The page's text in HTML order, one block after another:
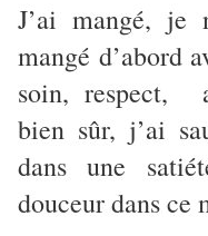
J’ai mangé, je
mangé d’abord
soin, respect,
bien sûr, j’ai
dans une
douceur dans ce